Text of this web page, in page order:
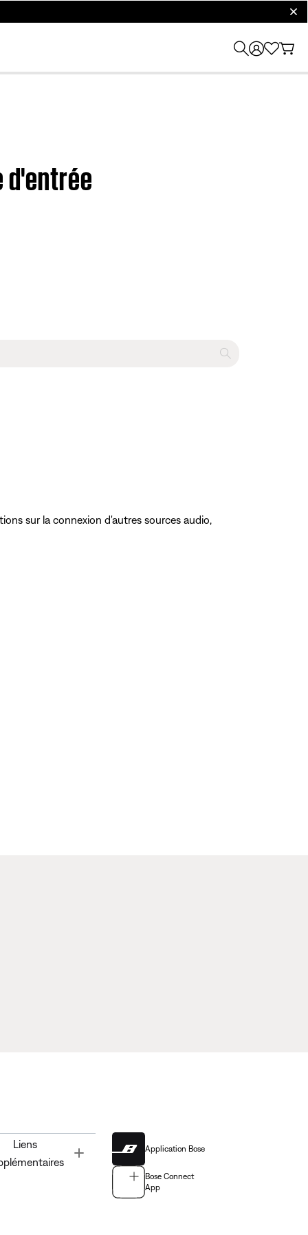
d'entrée
sur la connexion d'autres sources audio,
Liens
Application Bose
Bose Connect
App